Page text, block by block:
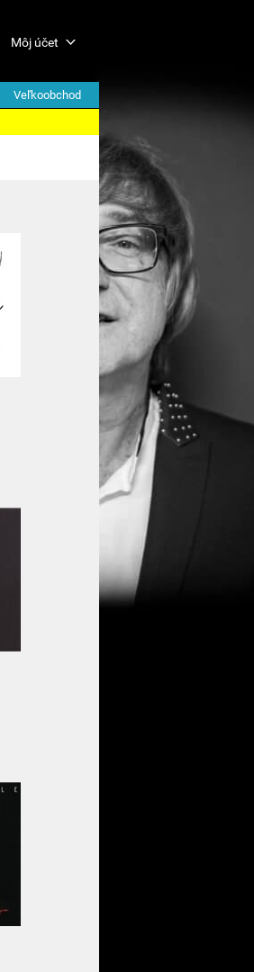
Môj účet
Veľkoobchod